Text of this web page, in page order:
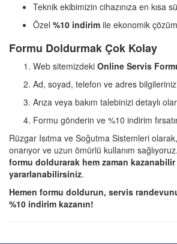
Teknik ekibimizin cihazınıza en kısa
Özel %10 indirim ile ekonomik çözüm
Formu Doldurmak Çok Kolay
Web sitemizdeki Online Servis
Ad, soyad, telefon ve adres
Arıza veya bakım talebinizi detaylı
Formu gönderin ve %10 indirim
Rüzgar Isıtma ve Soğutma Sistemleri olarak,
onarıyor ve uzun ömürlü kullanım
formu doldurarak hem zaman
yararlanabilirsiniz.
Hemen formu doldurun, servis
%10 indirim kazanın!